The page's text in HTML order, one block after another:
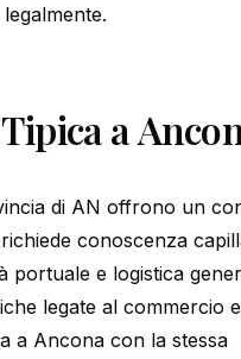
a
di AN offrono un
conoscenza
portuale e logistica
legate al commercio
a Ancona con la stessa